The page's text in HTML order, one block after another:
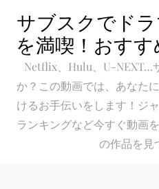
content
サブスクでド
を満喫！おす
Netflix、Hulu、U-NEXT…
か？この動画では、あなた
けるお手伝いをします！ジ
ランキングなど今すぐ動画
の作品を見